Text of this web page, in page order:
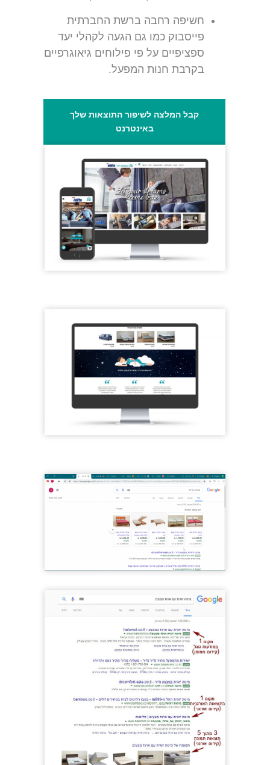
חשיפה רחבה ברשת החברתית
פייסבוק כמו גם הגעה לקהלי יעד
ספציפיים על פי פילוחים גיאוגרפיים
בקרבת חנות המפעל.
קבל המלצה לשיפור התוצאות שלך
באינטרנט